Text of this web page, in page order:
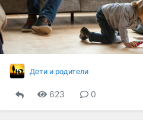
Дети и родители
623 0